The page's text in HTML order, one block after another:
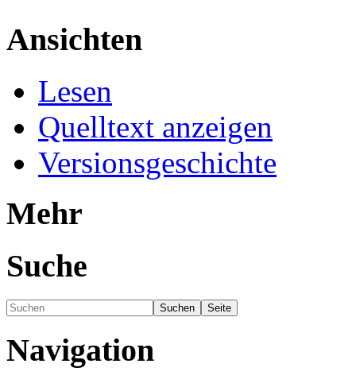
Ansichten
Lesen
Quelltext anzeigen
Versionsgeschichte
Mehr
Suche
Navigation